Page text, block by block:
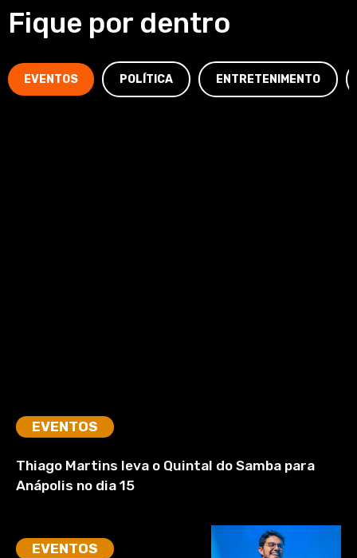
Fique por dentro
EVENTOS POLÍTICA ENTRETENIMENTO
EVENTOS
Thiago Martins leva o Quintal do Samba para
Anápolis no dia 15
EVENTOS